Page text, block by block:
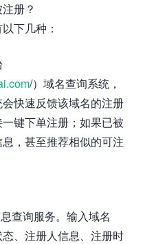
册？
下几种：
/）域名查询系统，
快速反馈该域名的注册
键下单注册；如果已被
，甚至推荐相似的可注
查询服务。输入域名
、注册人信息、注册时